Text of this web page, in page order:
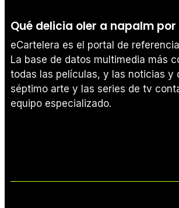
Qué delicia oler a napalm
eCartelera es el portal de
La base de datos multimedia más
todas las películas, y las noticias y
séptimo arte y las series de tv
equipo especializado.